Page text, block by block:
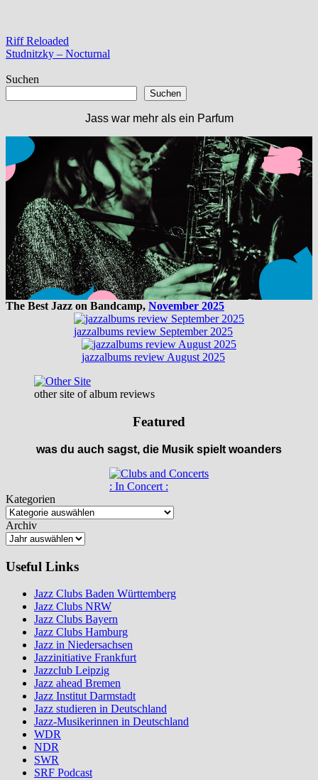
Beitragsnavigation
Vorheriger
Beitrag:
Riff Reloaded
Nächster
Studnitzky – Nocturnal
Suchen
Suchen
Jass war mehr als ein Parfum
The Best Jazz on Bandcamp, November 2025
jazzalbums review September 2025
jazzalbums review August 2025
other site of album reviews
Featured
was du auch sagst, die Musik spielt woanders
: In Concert :
Kategorien
Archiv
Useful Links
Jazz Clubs Baden Württemberg
Jazz Clubs NRW
Jazz Clubs Bayern
Jazz Clubs Hamburg
Jazz in Niedersachsen
Jazzinitiative Frankfurt
Jazzclub Leipzig
Jazz ahead Bremen
Jazz Institut Darmstadt
Jazz studieren in Deutschland
Jazz-Musikerinnen in Deutschland
WDR
NDR
SWR
SRF Podcast